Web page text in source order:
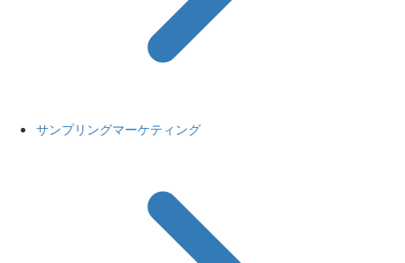
サンプリングマーケティング